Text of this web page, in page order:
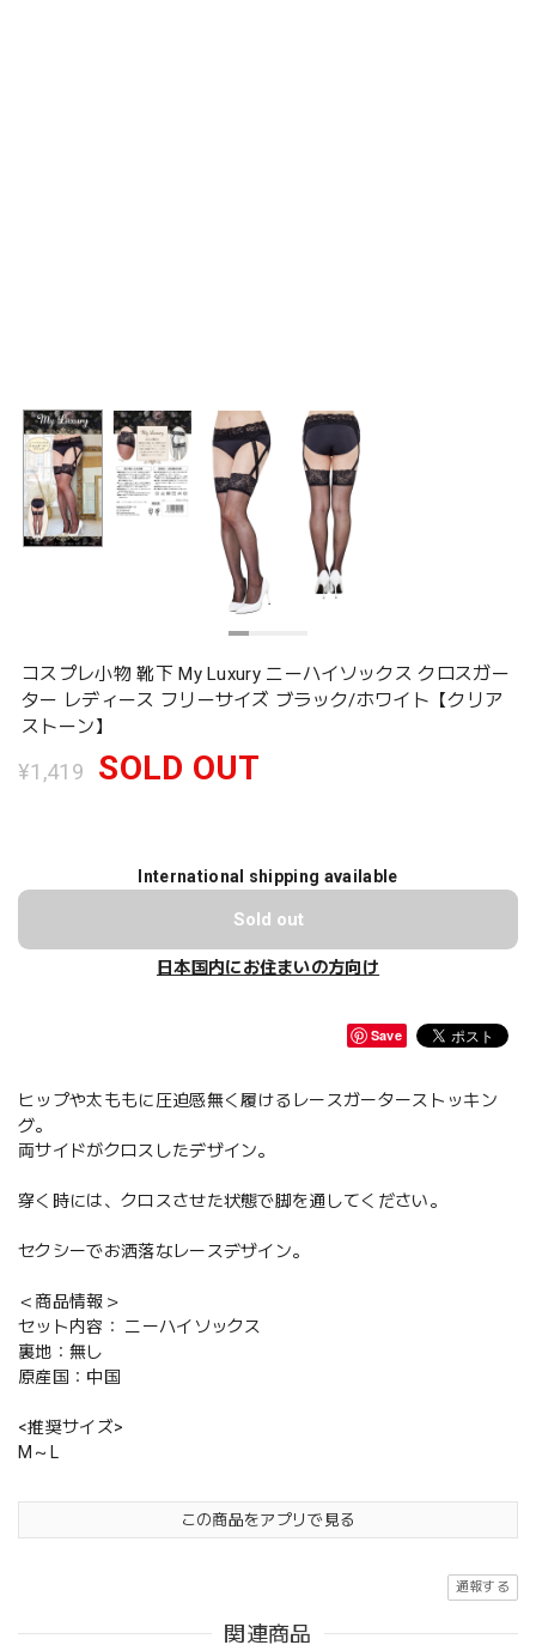
コスプレ小物 靴下 My Luxury ニーハイソックス クロスガー
ター レディース フリーサイズ ブラック/ホワイト【クリア
ストーン】
¥1,419 SOLD OUT
International shipping available
Sold out
日本国内にお住まいの方向け
Save
ヒップや太ももに圧迫感無く履けるレースガーターストッキン
グ。
両サイドがクロスしたデザイン。
穿く時には、クロスさせた状態で脚を通してください。
セクシーでお洒落なレースデザイン。
＜商品情報＞
セット内容： ニーハイソックス
裏地：無し
原産国：中国
<推奨サイズ>
M～L
この商品をアプリで見る
通報する
関連商品